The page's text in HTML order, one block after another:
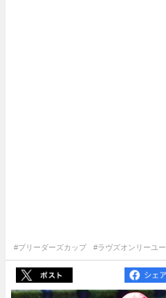
#ブリーダーズカップ #ラヴズオンリーユー